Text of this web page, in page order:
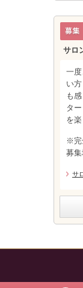
サロ
一
い
も
タ
を
※完
募
サ